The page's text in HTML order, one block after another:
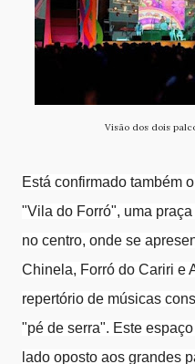
Visão dos dois
Está confirmado também
"Vila do Forró", uma
no centro, onde se
Chinela, Forró do Cariri e
repertório de músicas
"pé de serra". Este
lado oposto aos grandes